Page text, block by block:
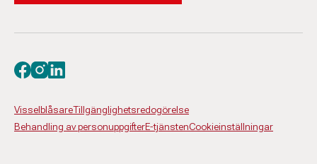
VisselblåsareTillgänglighetsredogörelse
Behandling av personuppgifterE-tjänstenCookieinställningar
Besök oss på facebook
Besök oss på instagram
Besök oss på linkedin